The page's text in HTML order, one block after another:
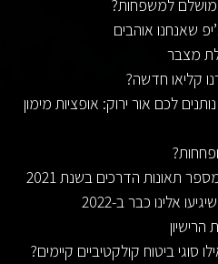
מצבר
קליאו חדשה?
לכם אור ירוק: אופציות מימון
תאונות הדרכים בשנת 2021
אלינו כבר ב-2022
סוגי ביטוח קולקטיביים קיימים?